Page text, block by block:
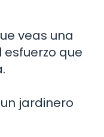
veas una
que
jardinero